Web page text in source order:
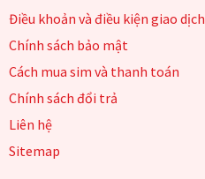
Điều khoản và điều kiện giao dịch
Chính sách bảo mật
Cách mua sim và thanh toán
Chính sách đổi trả
Liên hệ
Sitemap